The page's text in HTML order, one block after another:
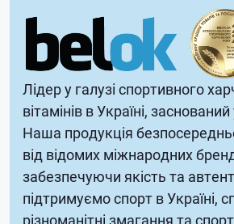
Лідер у галузі спортивного
вітамінів в Україні,
Наша продукція
від відомих міжнародних
забезпечуючи якість та
підтримуємо спорт в Україні,
різноманітні змагання та